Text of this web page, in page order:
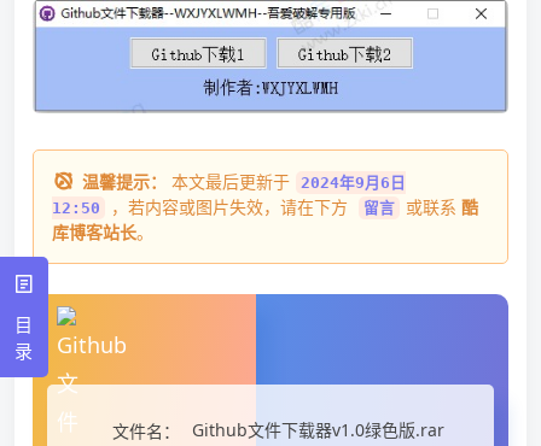
温馨提示： 本文最后更新于 2024年9月6日
12:50
，若内容或图片失效，请在下方 留言 或联系 酷
库博客站长。
文件名：
Github文件下载器v1.0绿色版.rar
目
录